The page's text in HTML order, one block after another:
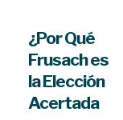
¿Por Qué
Frusach es
la Elección
Acertada